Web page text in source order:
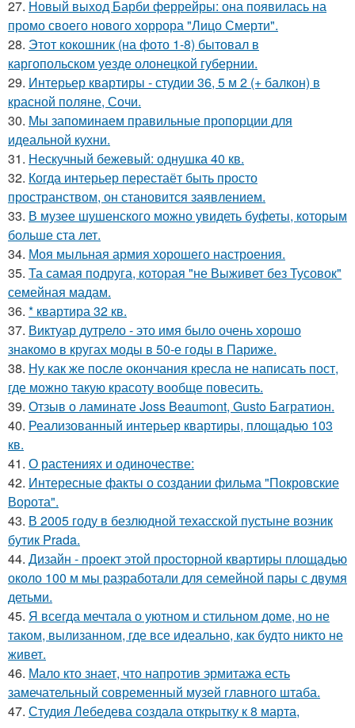
27. Новый выход Барби феррейры: она появилась на
промо своего нового хоррора "Лицо Смерти".
28. Этот кокошник (на фото 1-8) бытовал в
каргопольском уезде олонецкой губернии.
29. Интерьер квартиры - студии 36, 5 м 2 (+ балкон) в
красной поляне, Сочи.
30. Мы запоминаем правильные пропорции для
идеальной кухни.
31. Нескучный бежевый: однушка 40 кв.
32. Когда интерьер перестаёт быть просто
пространством, он становится заявлением.
33. В музее шушенского можно увидеть буфеты, которым
больше ста лет.
34. Моя мыльная армия хорошего настроения.
35. Та самая подруга, которая "не Выживет без Тусовок"
семейная мадам.
36. * квартира 32 кв.
37. Виктуар дутрело - это имя было очень хорошо
знакомо в кругах моды в 50-е годы в Париже.
38. Ну как же после окончания кресла не написать пост,
где можно такую красоту вообще повесить.
39. Отзыв о ламинате Joss Beaumont, Gusto Багратион.
40. Реализованный интерьер квартиры, площадью 103
кв.
41. О растениях и одиночестве:
42. Интересные факты о создании фильма "Покровские
Ворота".
43. В 2005 году в безлюдной техасской пустыне возник
бутик Prada.
44. Дизайн - проект этой просторной квартиры площадью
около 100 м мы разработали для семейной пары с двумя
детьми.
45. Я всегда мечтала о уютном и стильном доме, но не
таком, вылизанном, где все идеально, как будто никто не
живет.
46. Мало кто знает, что напротив эрмитажа есть
замечательный современный музей главного штаба.
47. Студия Лебедева создала открытку к 8 марта,